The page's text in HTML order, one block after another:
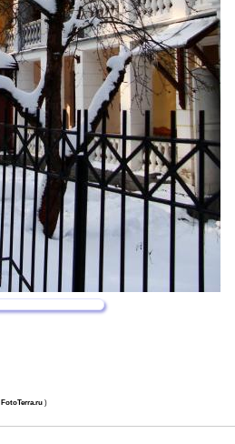
FotoTerra.ru )